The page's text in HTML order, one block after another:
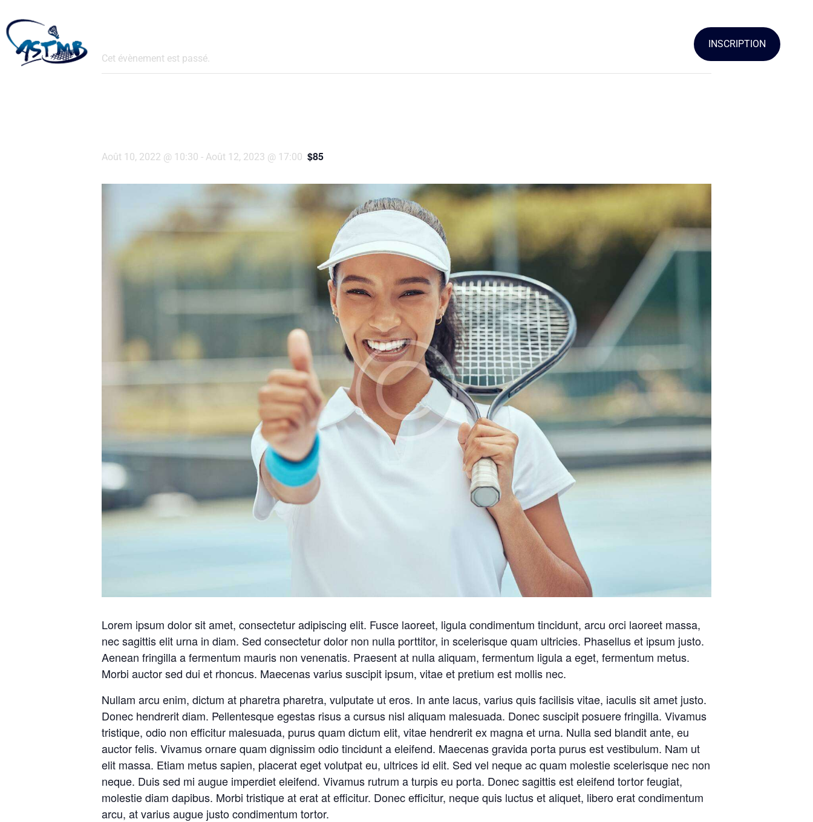
INSCRIPTION
Cet évènement est passé.
Août 10, 2022 @ 10:30 - Août 12, 2023 @ 17:00 $85
Lorem ipsum dolor sit amet, consectetur adipiscing elit. Fusce laoreet, ligula condimentum tincidunt, arcu orci laoreet massa,
nec sagittis elit urna in diam. Sed consectetur dolor non nulla porttitor, in scelerisque quam ultricies. Phasellus et ipsum justo.
Aenean fringilla a fermentum mauris non venenatis. Praesent at nulla aliquam, fermentum ligula a eget, fermentum metus.
Morbi auctor sed dui et rhoncus. Maecenas varius suscipit ipsum, vitae et pretium est mollis nec.
Nullam arcu enim, dictum at pharetra pharetra, vulputate ut eros. In ante lacus, varius quis facilisis vitae, iaculis sit amet justo.
Donec hendrerit diam. Pellentesque egestas risus a cursus nisl aliquam malesuada. Donec suscipit posuere fringilla. Vivamus
tristique, odio non efficitur malesuada, purus quam dictum elit, vitae hendrerit ex magna et urna. Nulla sed blandit ante, eu
auctor felis. Vivamus ornare quam dignissim odio tincidunt a eleifend. Maecenas gravida porta purus est vestibulum. Nam ut
elit massa. Etiam metus sapien, placerat eget volutpat eu, ultrices id elit. Sed vel neque ac quam molestie scelerisque nec non
neque. Duis sed mi augue imperdiet eleifend. Vivamus rutrum a turpis eu porta. Donec sagittis est eleifend tortor feugiat,
molestie diam dapibus. Morbi tristique at erat at efficitur. Donec efficitur, neque quis luctus et aliquet, libero erat condimentum
arcu, at varius augue justo condimentum tortor.